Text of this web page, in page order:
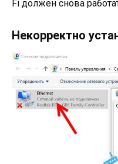
Fi должен снова
Некорректно